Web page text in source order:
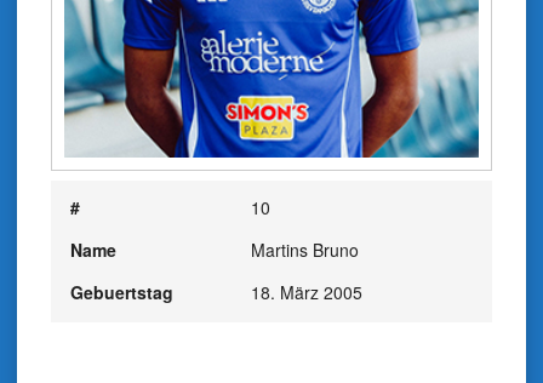
#
10
Name
Martins Bruno
Gebuertstag
18. März 2005